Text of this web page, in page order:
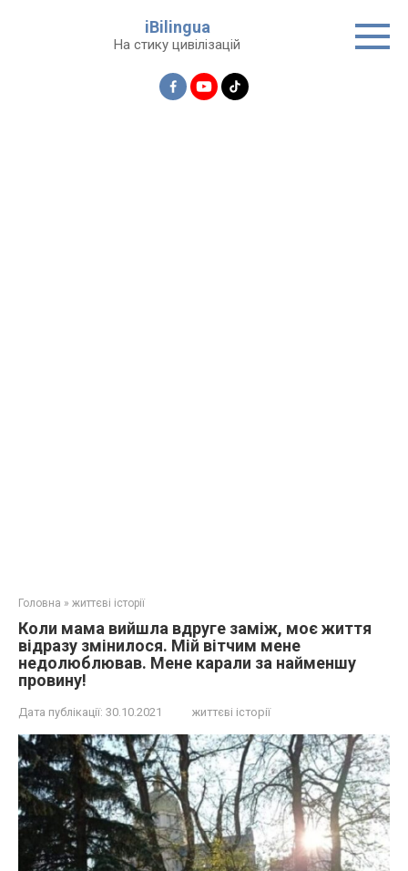
iBilingua
На стику цивілізацій
Головна » життєві історії
Коли мама вийшла вдруге заміж, моє життя
відразу змінилося. Мій вітчим мене
недолюблював. Мене карали за найменшу
провину!
Дата публікації: 30.10.2021 життєві історії